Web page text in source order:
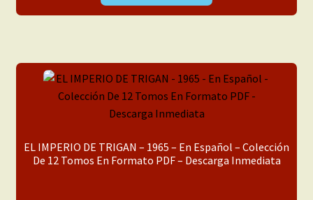
EL IMPERIO DE TRIGAN – 1965 – En Español – Colección
De 12 Tomos En Formato PDF – Descarga Inmediata